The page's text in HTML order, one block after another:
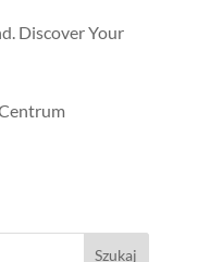
Discover Your